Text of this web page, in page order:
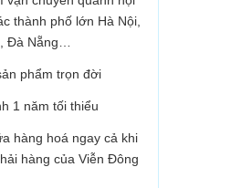
thành phố lớn Hà Nội,
Đà Nẵng…
phẩm trọn đời
1 năm tối thiểu
hàng hoá ngay cả khi
hàng của Viễn Đông